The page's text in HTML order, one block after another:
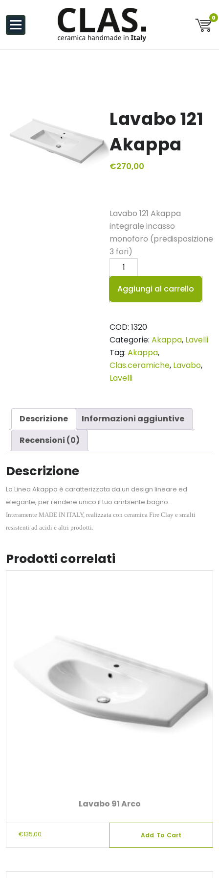
contenuto
0
Lavabo 121
Akappa
€270,00
Lavabo 121 Akappa
integrale incasso
monoforo (predisposizione
3 fori)
Lavabo
121
Akappa
quantità
Aggiungi al carrello
COD: 1320
Categorie: Akappa, Lavelli
Tag: Akappa,
Clas.ceramiche, Lavabo,
Lavelli
Descrizione
Informazioni aggiuntive
Recensioni (0)
Descrizione
La Linea Akappa è caratterizzata da un design lineare ed
elegante, per rendere unico il tuo ambiente bagno.
Interamente MADE IN ITALY, realizzata con ceramica Fire Clay e smalti
resistenti ad acidi e altri prodotti.
Prodotti correlati
Lavabo 91 Arco
€135,00 Add To Cart